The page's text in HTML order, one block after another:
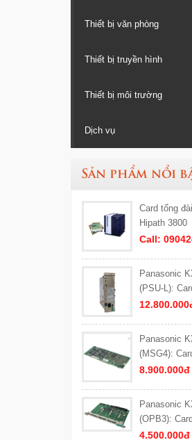
Thiết bị văn phòng
Thiết bị truyền hình
Thiết bị môi trường
Dịch vụ
Sản phẩm nổi
Card tổng
Hipath 3800
Call:
Panasonic
(PSU-L):
công suất
Panasonic
(MSG4):
lời tự động 4
8.900.000đ
Panasonic
(OPB3):
DISA
4.500.000đ